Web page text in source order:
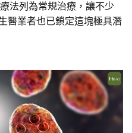
法列為常規治療，讓不少
醫業者也已鎖定這塊極具潛